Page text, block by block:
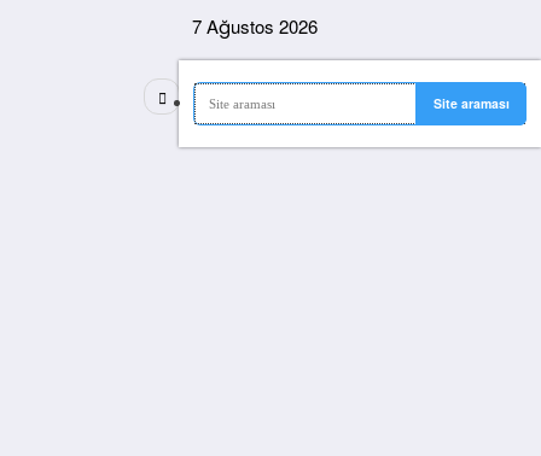
7 Ağustos 2026